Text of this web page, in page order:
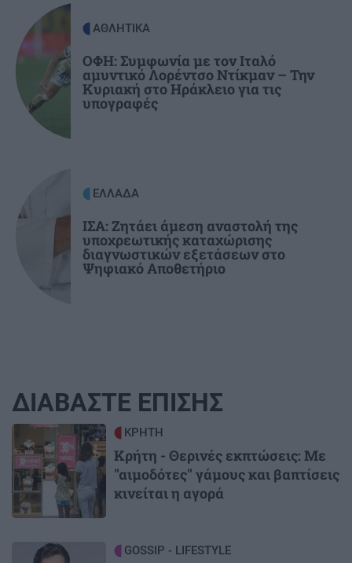
Σύλληψη 24χρονου στα Χανιά: Κράτησε
κλειδωμένη 17χρονη ανήλικη μέσα σε σπίτι
17:25
ΕΛΛΑΔΑ
Κιλκίς: Φωτιά σε χαμηλή βλάστηση στην
Ευκαρπία – Επιχειρούν και εναέρια μέσα
ΑΘΛΗΤΙΚΑ
ΟΦΗ: Συμφωνία με τον Ιταλό
αμυντικό Λορέντσο Ντίκμαν – Την
Κυριακή στο Ηράκλειο για τις
υπογραφές
ΕΛΛΑΔΑ
ΙΣΑ: Ζητάει άμεση αναστολή της
υποχρεωτικής καταχώρισης
διαγνωστικών εξετάσεων στο
Ψηφιακό Αποθετήριο
ΔΙΑΒΑΣΤΕ ΕΠΙΣΗΣ
Image ΚΡΗΤΗ
Κρήτη - Θερινές εκπτώσεις: Με
"αιμοδότες" γάμους και βαπτίσεις
κινείται η αγορά
Image GOSSIP - LIFESTYLE